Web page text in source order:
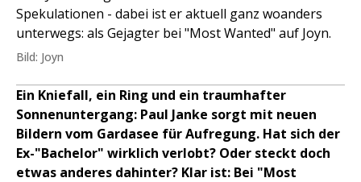
Spekulationen - dabei ist er aktuell ganz woanders
unterwegs: als Gejagter bei "Most Wanted" auf Joyn.
Bild: Joyn
Ein Kniefall, ein Ring und ein traumhafter
Sonnenuntergang: Paul Janke sorgt mit neuen
Bildern vom Gardasee für Aufregung. Hat sich der
Ex-"Bachelor" wirklich verlobt? Oder steckt doch
etwas anderes dahinter? Klar ist: Bei "Most